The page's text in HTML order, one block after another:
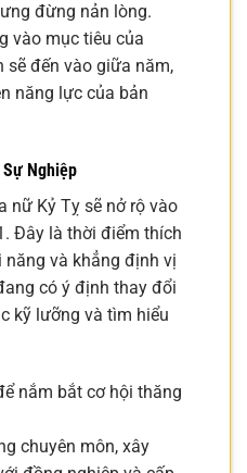
đừng nản lòng.
vào mục tiêu của
sẽ đến vào giữa năm,
năng lực của bản
Nghiệp
nữ Kỷ Tỵ sẽ nở rộ vào
Đây là thời điểm thích
năng và khẳng định vị
có ý định thay đổi
kỹ lưỡng và tìm hiểu
nắm bắt cơ hội thăng
chuyên môn, xây